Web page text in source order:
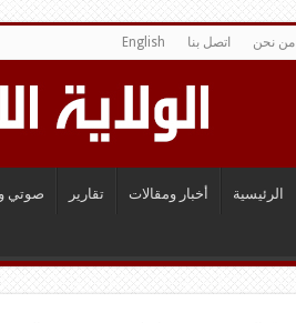
من نحن اتصل بنا English
الرئيسية أخبار ومقالات تقارير صوتي